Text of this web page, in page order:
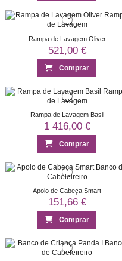
Rampa de Lavagem Oliver
521,00 €
Comprar
Rampa de Lavagem Basil
1 416,00 €
Comprar
Apoio de Cabeça Smart
151,66 €
Comprar